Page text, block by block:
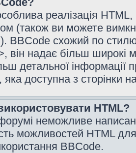
реалізація
(також ви можете
BBCode схожий по
він надає більш
детальної інформації
яка доступна з сторінки
HTML?
неможливе
можливостей HTML
BBCode.